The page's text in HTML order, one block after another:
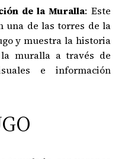
de la Muralla: Este
una de las torres de la
y muestra la historia
muralla a través de
e información